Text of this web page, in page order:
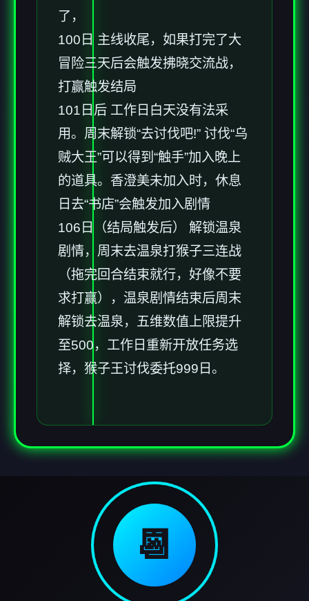
了，
100日 主线收尾，如果打完了大
冒险三天后会触发拂晓交流战，
打赢触发结局
101日后 工作日白天没有法采
用。周末解锁“去讨伐吧!” 讨伐“乌
贼大王”可以得到“触手”加入晚上
的道具。香澄美未加入时，休息
日去“书店”会触发加入剧情
106日（结局触发后） 解锁温泉
剧情，周末去温泉打猴子三连战
（拖完回合结束就行，好像不要
求打赢），温泉剧情结束后周末
解锁去温泉，五维数值上限提升
至500，工作日重新开放任务选
择，猴子王讨伐委托999日。
📆